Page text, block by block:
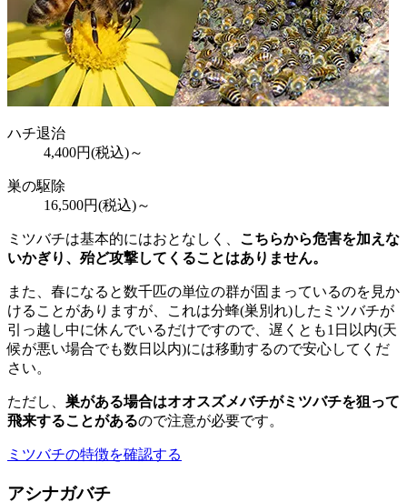
ハチ退治
4,400円(税込)～
巣の駆除
16,500円(税込)～
ミツバチは基本的にはおとなしく、 こちらから危害を加えな
いかぎり、殆ど攻撃してくることはありません。
また、春になると数千匹の単位の群が固まっているのを見か
けることがありますが、これは分蜂(巣別れ)したミツバチが
引っ越し中に休んでいるだけですので、遅くとも1日以内(天
候が悪い場合でも数日以内)には移動するので安心してくだ
さい。
ただし、 巣がある場合はオオスズメバチがミツバチを狙って
飛来することがあるので注意が必要です。
ミツバチの特徴を確認する
アシナガバチ